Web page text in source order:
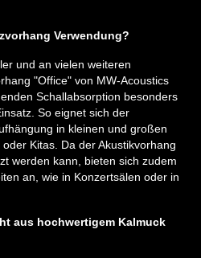
Verwendung?
und an vielen weiteren
"Office" von MW-Acoustics
Schallabsorption besonders
So eignet sich der
in kleinen und großen
Kitas. Da der Akustikvorhang
werden kann, bieten sich zudem
an, wie in Konzertsälen oder in
aus hochwertigem Kalmuck